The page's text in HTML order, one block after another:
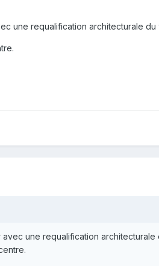
une requalification architecturale
une requalification